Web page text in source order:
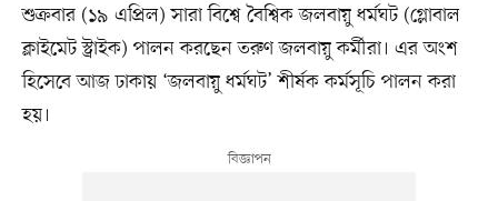
শুক্রবার (১৯ এপ্রিল) সারা বিশ্বে বৈশ্বিক জলবায়ু ধর্মঘট (গ্লোবাল
ক্লাইমেট স্ট্রাইক) পালন করছেন তরুণ জলবায়ু কর্মীরা। এর অংশ
হিসেবে আজ ঢাকায় ‘জলবায়ু ধর্মঘট’ শীর্ষক কর্মসূচি পালন করা
হয়।